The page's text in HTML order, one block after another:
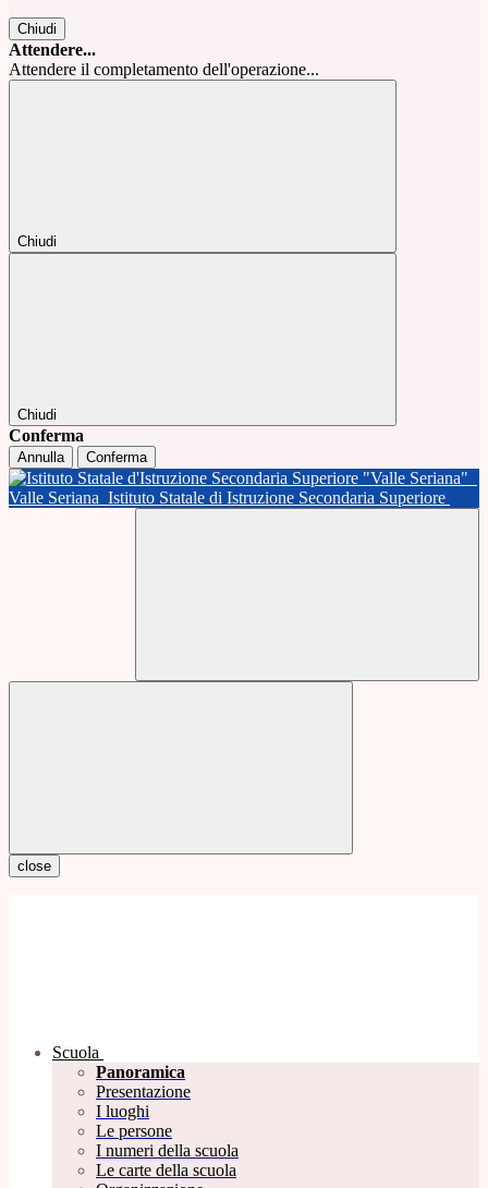
Chiudi
Attendere...
Attendere il completamento dell'operazione...
Chiudi
Chiudi
Conferma
Annulla Conferma
Valle Seriana Istituto Statale di Istruzione Secondaria Superiore
close
Scuola
Panoramica
Presentazione
I luoghi
Le persone
I numeri della scuola
Le carte della scuola